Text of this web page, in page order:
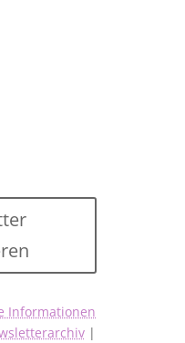
Informationen
|